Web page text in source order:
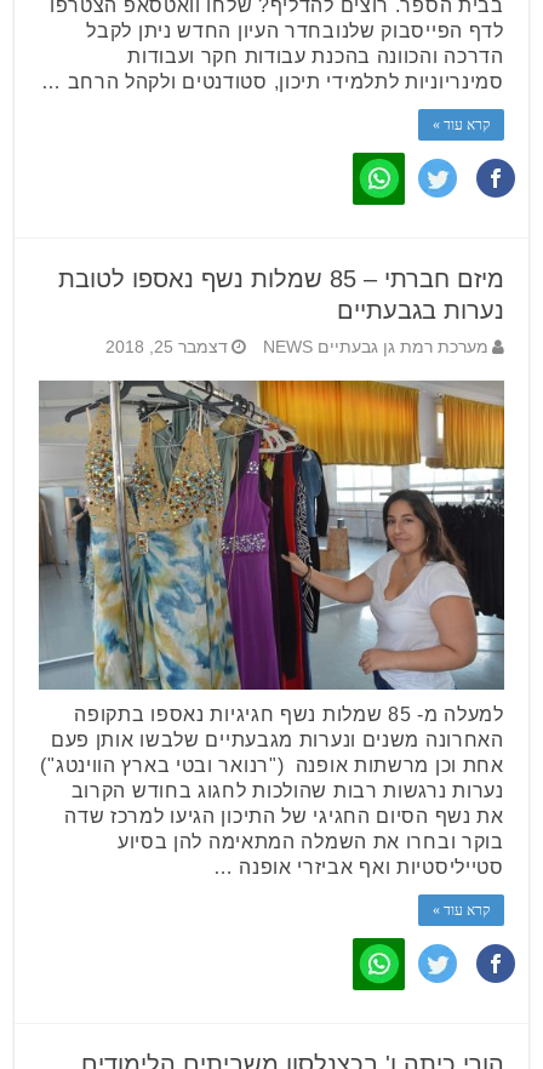
בבית הספר. רוצים להדליף? שלחו וואטסאפ הצטרפו
לדף הפייסבוק שלנובחדר העיון החדש ניתן לקבל
הדרכה והכוונה בהכנת עבודות חקר ועבודות
סמינריוניות לתלמידי תיכון, סטודנטים ולקהל הרחב …
קרא עוד »
מיזם חברתי – 85 שמלות נשף נאספו לטובת
נערות בגבעתיים
מערכת רמת גן גבעתיים NEWS דצמבר 25, 2018
למעלה מ- 85 שמלות נשף חגיגיות נאספו בתקופה
האחרונה משנים ונערות מגבעתיים שלבשו אותן פעם
אחת וכן מרשתות אופנה ("רנואר ובטי בארץ הווינטג")
נערות נרגשות רבות שהולכות לחגוג בחודש הקרוב
את נשף הסיום החגיגי של התיכון הגיעו למרכז שדה
בוקר ובחרו את השמלה המתאימה להן בסיוע
סטייליסטיות ואף אביזרי אופנה …
קרא עוד »